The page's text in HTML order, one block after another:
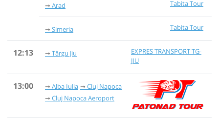
Tabita Tour
Arad
Tabita Tour
Simeria
12:13
EXPRES TRANSPORT TG-
JIU
Târgu Jiu
13:00 Alba Iulia
Cluj Napoca
Cluj Napoca Aeroport